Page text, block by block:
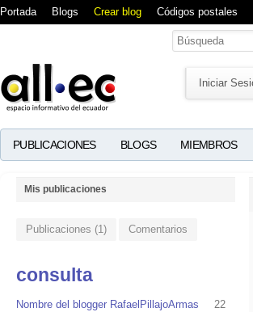
Portada Blogs Crear blog
Códigos postales
Iniciar
PUBLICACIONES BLOGS MIEMBROS
Mis publicaciones
Publicaciones (1) Comentarios
consulta
Nombre del blogger RafaelPillajoArmas
22